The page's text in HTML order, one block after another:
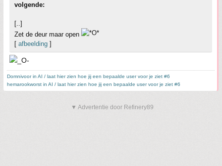
volgende:
[..]
Zet de deur maar open
[ afbeelding ]
Domnivoor in AI / laat hier zien hoe jij een bepaalde user voor je ziet #6
hemarookworst in AI / laat hier zien hoe jij een bepaalde user voor je ziet #6
▼ Advertentie door Refinery89